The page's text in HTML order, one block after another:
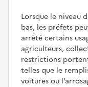
Lorsque le niveau
bas, les préfets
arrêté certains
agriculteurs,
restrictions
telles que le
voitures ou